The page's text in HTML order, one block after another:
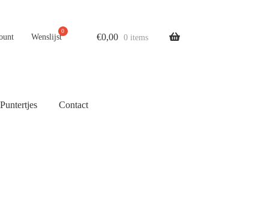
Wenslijst €0,00 0 items
Puntertjes Contact